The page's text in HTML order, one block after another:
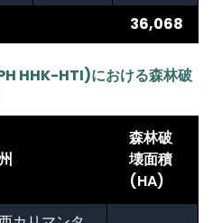
36,068
HHK-HTI)における森林破
森林破
壊面積
(HA)